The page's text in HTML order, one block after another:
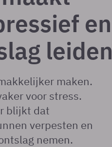
en
leiden
maken.
voor stress.
blijkt dat
verpesten en
nemen.